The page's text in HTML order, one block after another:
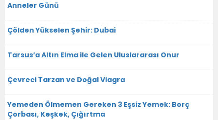
Anneler Günü
Çölden Yükselen Şehir: Dubai
Tarsus’a Altın Elma ile Gelen Uluslararası Onur
Çevreci Tarzan ve Doğal Viagra
Yemeden Ölmemen Gereken 3 Eşsiz Yemek: Borç
Çorbası, Keşkek, Çığırtma